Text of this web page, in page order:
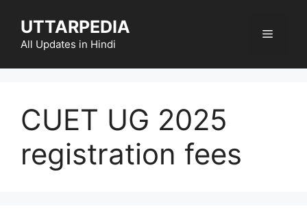
content
UTTARPEDIA
All Updates in Hindi
Menu
CUET UG 2025
registration fees